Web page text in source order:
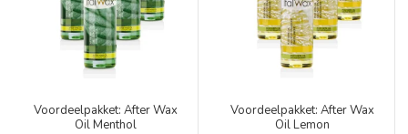
Voordeelpakket: After Wax
Oil Menthol
Voordeelpakket: After Wax
Oil Lemon